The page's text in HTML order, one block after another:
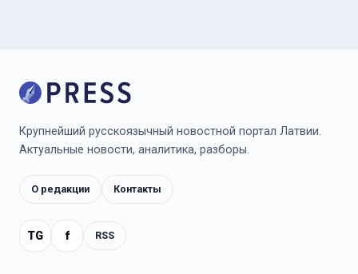
Крупнейший русскоязычный новостной портал Латвии.
Актуальные новости, аналитика, разборы.
О редакции Контакты
TG f RSS